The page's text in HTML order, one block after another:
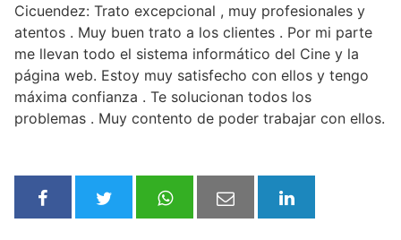
Cicuendez: Trato excepcional , muy profesionales y
atentos . Muy buen trato a los clientes . Por mi parte
me llevan todo el sistema informático del Cine y la
página web. Estoy muy satisfecho con ellos y tengo
máxima confianza . Te solucionan todos los
problemas . Muy contento de poder trabajar con ellos.